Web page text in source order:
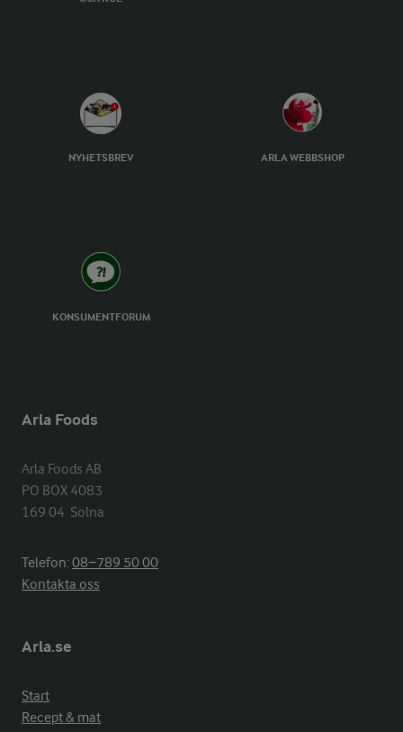
NYHETSBREV ARLA WEBBSHOP
KONSUMENTFORUM
Arla Foods
Arla Foods AB
PO BOX 4083
169 04  Solna
Telefon:08−789 50 00
Kontakta oss
Arla.se
Start
Recept & mat